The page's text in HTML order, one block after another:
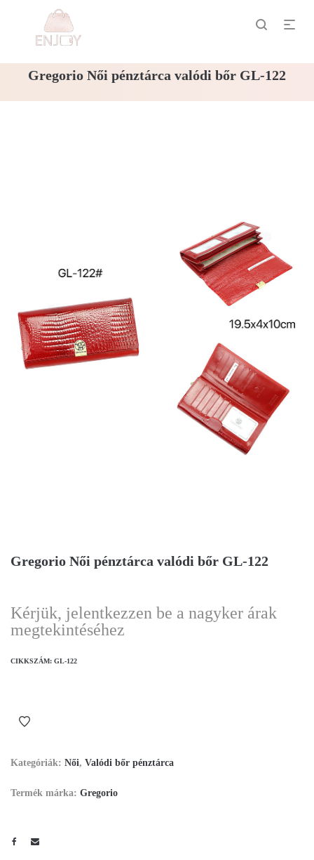
Gregorio Női pénztárca valódi bőr GL-122
Gregorio Női pénztárca valódi bőr GL-122
Kérjük, jelentkezzen be a nagyker árak
megtekintéséhez
CIKKSZÁM: GL-122
Kategóriák: Női, Valódi bőr pénztárca
Termék márka: Gregorio